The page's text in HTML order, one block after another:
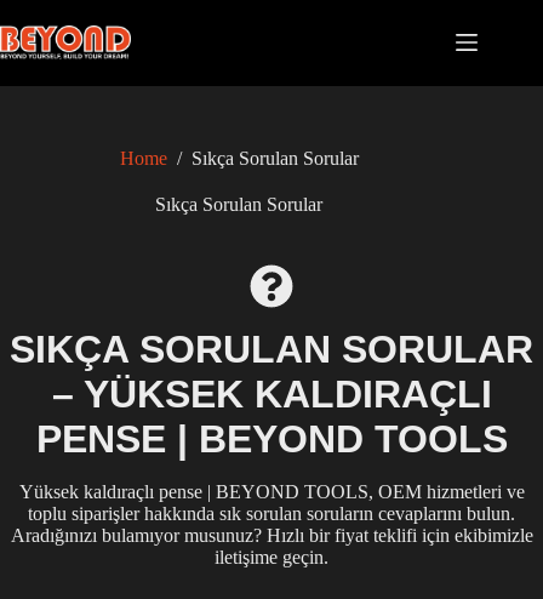
to
content
Home / Sıkça Sorulan Sorular
Sıkça Sorulan Sorular
SIKÇA SORULAN SORULAR
– YÜKSEK KALDIRAÇLI
PENSE | BEYOND TOOLS
Yüksek kaldıraçlı pense | BEYOND TOOLS, OEM hizmetleri ve
toplu siparişler hakkında sık sorulan soruların cevaplarını bulun.
Aradığınızı bulamıyor musunuz? Hızlı bir fiyat teklifi için ekibimizle
iletişime geçin.